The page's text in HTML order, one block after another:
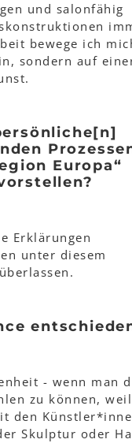
und salonfähig
bewege ich
sondern auf
Europa“
Erklärungen
unter diesem
- wenn man
zu können,
den
Skulptur oder